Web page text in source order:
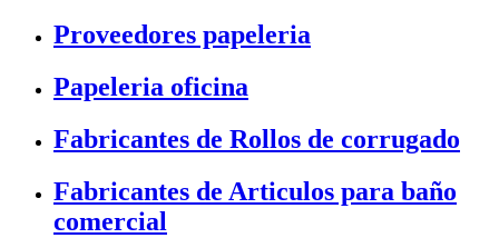
Proveedores papeleria
Papeleria oficina
Fabricantes de Rollos de corrugado
Fabricantes de Articulos para baño
comercial